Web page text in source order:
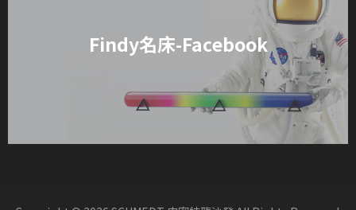
Findy名床-Facebook